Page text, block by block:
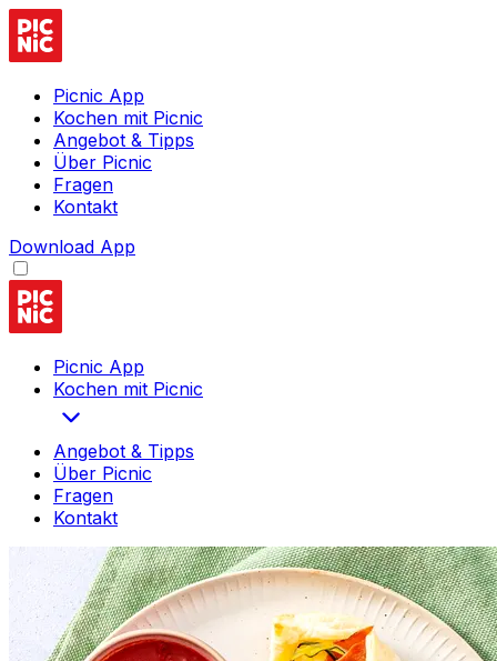
Picnic App
Kochen mit Picnic
Angebot & Tipps
Über Picnic
Fragen
Kontakt
Download App
Picnic App
Kochen mit Picnic
Angebot & Tipps
Über Picnic
Fragen
Kontakt